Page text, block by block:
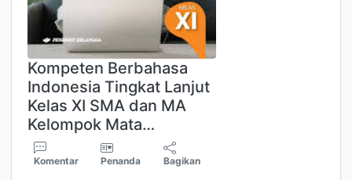
Kompeten Berbahasa
Indonesia Tingkat Lanjut
Kelas XI SMA dan MA
Kelompok Mata…
Komentar Penanda Bagikan